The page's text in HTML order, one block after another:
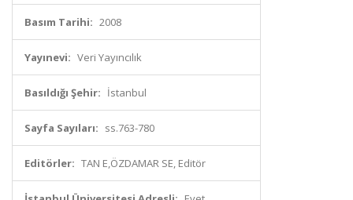
Basım Tarihi: 2008
Yayınevi: Veri Yayıncılık
Basıldığı Şehir: İstanbul
Sayfa Sayıları: ss.763-780
Editörler: TAN E,ÖZDAMAR SE, Editör